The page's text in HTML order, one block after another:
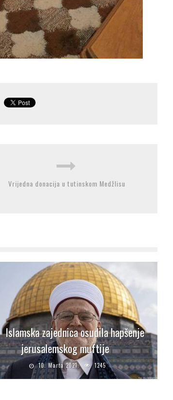
Vrijedna donacija u tutinskom Medžlisu
Islamska zajednica osudila hapšenje
jerusalemskog muftije
10. Marta 2021. 1245